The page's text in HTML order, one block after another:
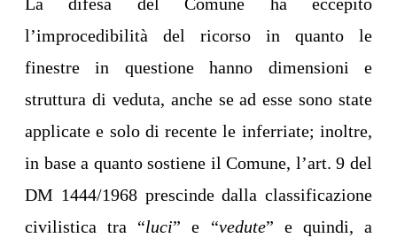
La difesa del Comune ha eccepito
l’improcedibilità del ricorso in quanto le
finestre in questione hanno dimensioni e
struttura di veduta, anche se ad esse sono state
applicate e solo di recente le inferriate; inoltre,
in base a quanto sostiene il Comune, l’art. 9 del
DM 1444/1968 prescinde dalla classificazione
civilistica tra “luci” e “vedute” e quindi, a